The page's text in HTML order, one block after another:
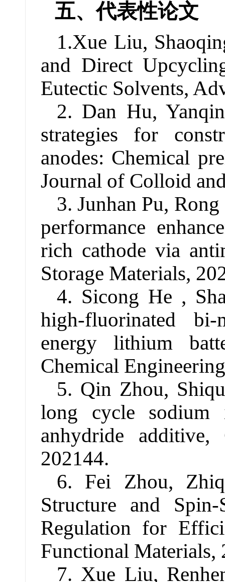
五、代表性论文
1.Xue Liu,
and Direct
Eutectic Solvents,
2. Dan Hu,
strategies for
anodes: Chemical
Journal of Colloid
3. Junhan Pu,
performance
rich cathode via
Storage Materials,
4. Sicong He ,
high-fluorinated bi-
energy lithium
Chemical
5. Qin Zhou,
long cycle sodium
anhydride
202144.
6. Fei Zhou,
Structure and Spin-
Regulation for
Functional Materials,
7. Xue Liu,